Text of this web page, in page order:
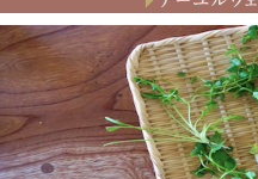
アーユルヴェーダの知恵